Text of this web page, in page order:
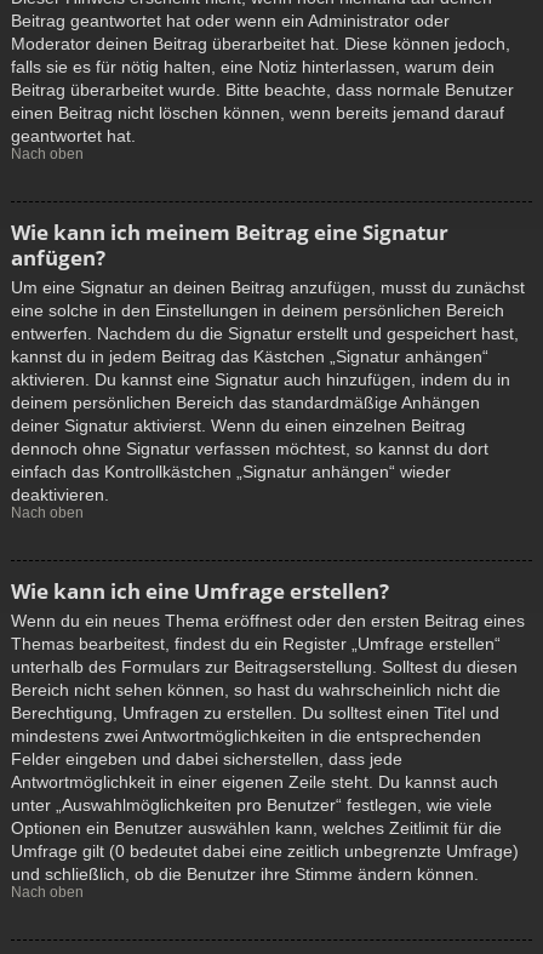
Beitrag geantwortet hat oder wenn ein Administrator oder
Moderator deinen Beitrag überarbeitet hat. Diese können jedoch,
falls sie es für nötig halten, eine Notiz hinterlassen, warum dein
Beitrag überarbeitet wurde. Bitte beachte, dass normale Benutzer
einen Beitrag nicht löschen können, wenn bereits jemand darauf
geantwortet hat.
Nach oben
Wie kann ich meinem Beitrag eine Signatur
anfügen?
Um eine Signatur an deinen Beitrag anzufügen, musst du zunächst
eine solche in den Einstellungen in deinem persönlichen Bereich
entwerfen. Nachdem du die Signatur erstellt und gespeichert hast,
kannst du in jedem Beitrag das Kästchen „Signatur anhängen“
aktivieren. Du kannst eine Signatur auch hinzufügen, indem du in
deinem persönlichen Bereich das standardmäßige Anhängen
deiner Signatur aktivierst. Wenn du einen einzelnen Beitrag
dennoch ohne Signatur verfassen möchtest, so kannst du dort
einfach das Kontrollkästchen „Signatur anhängen“ wieder
deaktivieren.
Nach oben
Wie kann ich eine Umfrage erstellen?
Wenn du ein neues Thema eröffnest oder den ersten Beitrag eines
Themas bearbeitest, findest du ein Register „Umfrage erstellen“
unterhalb des Formulars zur Beitragserstellung. Solltest du diesen
Bereich nicht sehen können, so hast du wahrscheinlich nicht die
Berechtigung, Umfragen zu erstellen. Du solltest einen Titel und
mindestens zwei Antwortmöglichkeiten in die entsprechenden
Felder eingeben und dabei sicherstellen, dass jede
Antwortmöglichkeit in einer eigenen Zeile steht. Du kannst auch
unter „Auswahlmöglichkeiten pro Benutzer“ festlegen, wie viele
Optionen ein Benutzer auswählen kann, welches Zeitlimit für die
Umfrage gilt (0 bedeutet dabei eine zeitlich unbegrenzte Umfrage)
und schließlich, ob die Benutzer ihre Stimme ändern können.
Nach oben